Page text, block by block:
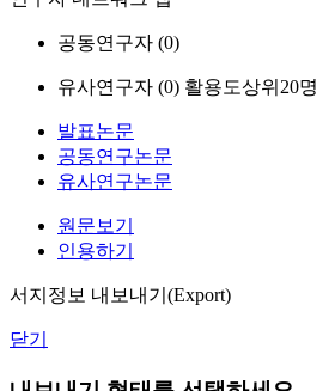
공동연구자 (0)
유사연구자 (0) 활용도상위20명
발표논문
공동연구논문
유사연구논문
원문보기
인용하기
서지정보 내보내기(Export)
닫기